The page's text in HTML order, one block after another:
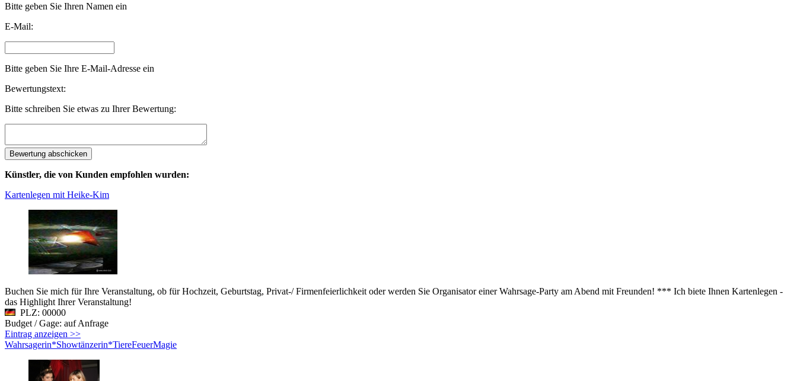
Bitte geben Sie Ihren Namen ein
E-Mail:
Bitte geben Sie Ihre E-Mail-Adresse ein
Bewertungstext:
Bitte schreiben Sie etwas zu Ihrer Bewertung:
Künstler, die von Kunden empfohlen wurden:
Kartenlegen mit Heike-Kim
Buchen Sie mich für Ihre Veranstaltung, ob für Hochzeit, Geburtstag, Privat-/ Firmenfeierlichkeit oder werden Sie Organisator einer Wahrsage-Party am Abend mit Freunden! *** Ich biete Ihnen Kartenlegen -
das Highlight Ihrer Veranstaltung!
PLZ: 00000
Budget / Gage: auf Anfrage
Eintrag anzeigen >>
Wahrsagerin*Showtänzerin*TiereFeuerMagie